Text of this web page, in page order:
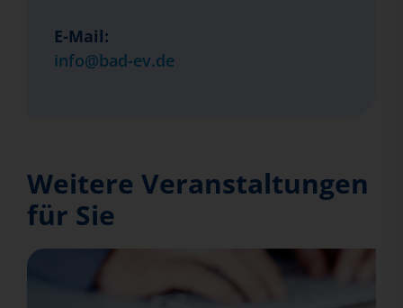
E-Mail:
info@bad-ev.de
Weitere Veranstaltungen
für Sie